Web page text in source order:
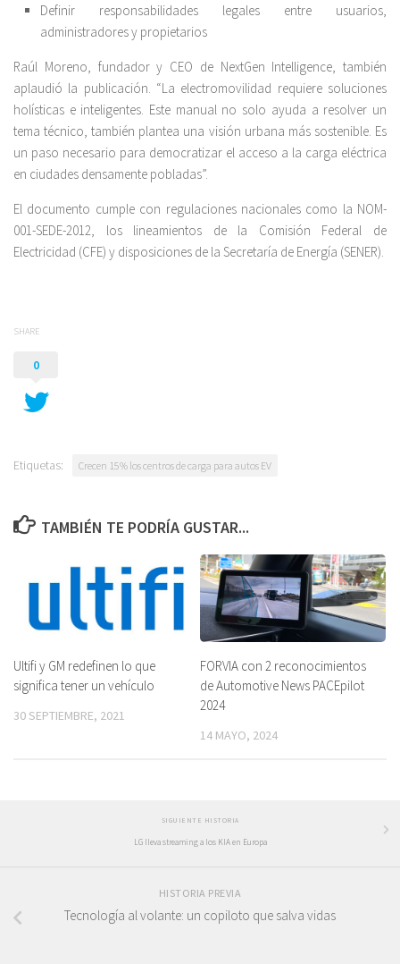
Definir responsabilidades legales entre usuarios,
administradores y propietarios
Raúl Moreno, fundador y CEO de NextGen Intelligence, también
aplaudió la publicación. “La electromovilidad requiere soluciones
holísticas e inteligentes. Este manual no solo ayuda a resolver un
tema técnico, también plantea una visión urbana más sostenible. Es
un paso necesario para democratizar el acceso a la carga eléctrica
en ciudades densamente pobladas”.
El documento cumple con regulaciones nacionales como la NOM-
001-SEDE-2012, los lineamientos de la Comisión Federal de
Electricidad (CFE) y disposiciones de la Secretaría de Energía (SENER).
SHARE
0
Etiquetas: Crecen 15% los centros de carga para autos EV
TAMBIÉN TE PODRÍA GUSTAR...
Ultifi y GM redefinen lo que
significa tener un vehículo
30 SEPTIEMBRE, 2021
FORVIA con 2 reconocimientos
de Automotive News PACEpilot
2024
14 MAYO, 2024
SIGUIENTE HISTORIA
LG lleva streaming a los KIA en Europa
HISTORIA PREVIA
Tecnología al volante: un copiloto que salva vidas